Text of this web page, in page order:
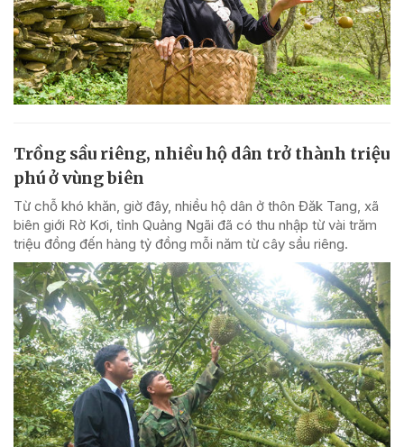
Trồng sầu riêng, nhiều hộ dân trở thành triệu
phú ở vùng biên
Từ chỗ khó khăn, giờ đây, nhiều hộ dân ở thôn Đăk Tang, xã
biên giới Rờ Kơi, tỉnh Quảng Ngãi đã có thu nhập từ vài trăm
triệu đồng đến hàng tỷ đồng mỗi năm từ cây sầu riêng.